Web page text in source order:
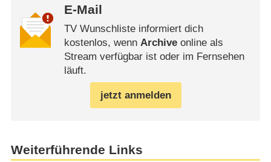
E-Mail
TV Wunschliste informiert dich
kostenlos, wenn Archiveonline als
Stream verfügbar ist oder im Fernsehen
läuft.
jetzt anmelden
Weiterführende Links